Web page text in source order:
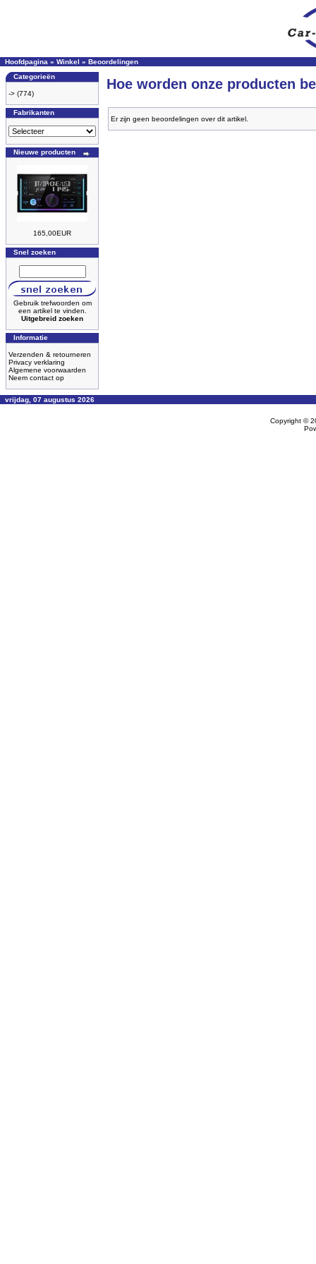
Hoofdpagina » Winkel » Beoordelingen
Categorieën
-> (774)
Fabrikanten
Nieuwe producten
165,00EUR
Snel zoeken
Gebruik trefwoorden om
een artikel te vinden.
Uitgebreid zoeken
Informatie
Verzenden & retourneren
Privacy verklaring
Algemene voorwaarden
Neem contact op
Hoe worden onze producten
Er zijn geen beoordelingen over dit artikel.
vrijdag, 07 augustus 2026
Copyright ©